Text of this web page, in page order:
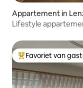
Appartement in
Lifestyle
Topfavoriet van
Favoriet van